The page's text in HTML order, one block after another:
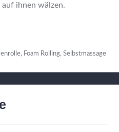
ihnen wälzen.
, Foam Rolling, Selbstmassage